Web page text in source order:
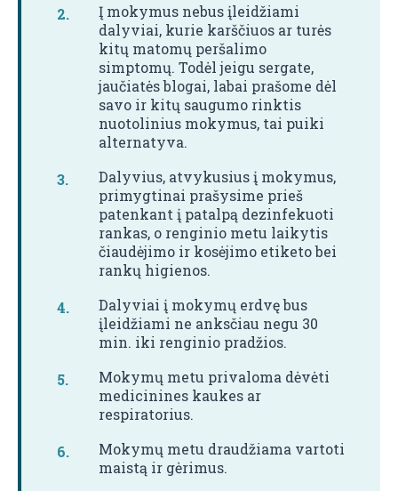
Į mokymus nebus įleidžiami
dalyviai, kurie karščiuos ar turės
kitų matomų peršalimo
simptomų. Todėl jeigu sergate,
jaučiatės blogai, labai prašome dėl
savo ir kitų saugumo rinktis
nuotolinius mokymus, tai puiki
alternatyva.
Dalyvius, atvykusius į mokymus,
primygtinai prašysime prieš
patenkant į patalpą dezinfekuoti
rankas, o renginio metu laikytis
čiaudėjimo ir kosėjimo etiketo bei
rankų higienos.
Dalyviai į mokymų erdvę bus
įleidžiami ne anksčiau negu 30
min. iki renginio pradžios.
Mokymų metu privaloma dėvėti
medicinines kaukes ar
respiratorius.
Mokymų metu draudžiama vartoti
maistą ir gėrimus.